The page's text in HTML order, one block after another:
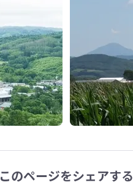
このページをシェアする